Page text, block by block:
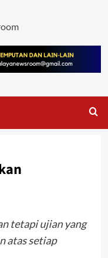
tetapi ujian yang
atas setiap